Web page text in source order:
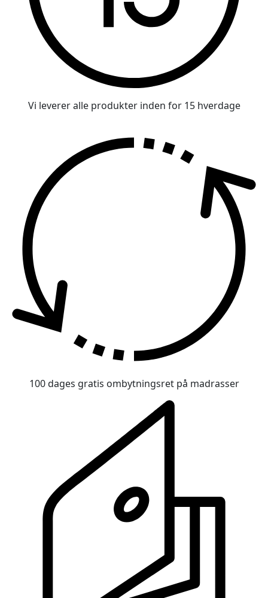
Vi leverer alle produkter inden for 15 hverdage
100 dages gratis ombytningsret på madrasser